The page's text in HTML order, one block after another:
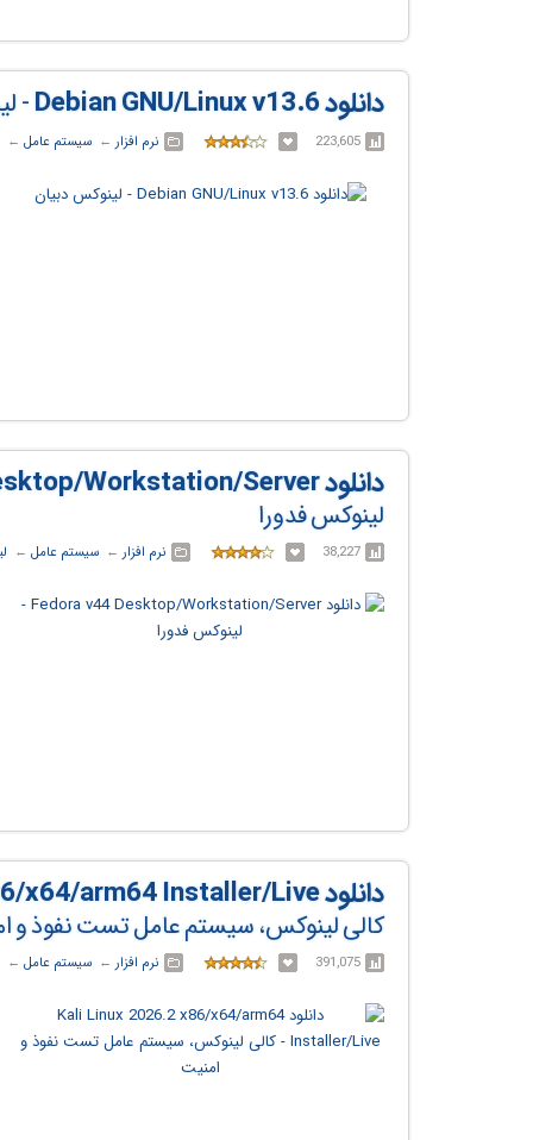
دانلود Debian GNU/Linux v13.6 -
223,605 نرم افزار ← ‏ سیستم عامل ← ‏
دانلود Fedora v44 Desktop/Workstation/Server
لینوکس فدورا
38,227 نرم افزار ← ‏ سیستم عامل ← ‏
دانلود Kali Linux 2026.2 x86/x64/arm64 Installer/Live
کالی لینوکس، سیستم عامل تست نفوذ و
391,075 نرم افزار ← ‏ سیستم عامل ← ‏